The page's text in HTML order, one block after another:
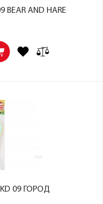
BEAR AND HARE
KD 09 ГОРОД